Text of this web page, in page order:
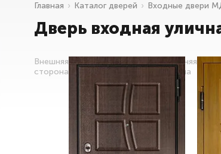
Дверь входная
Главная Каталог дверей Входные двери
Внешняя
сторона
Внутренняя
сторона